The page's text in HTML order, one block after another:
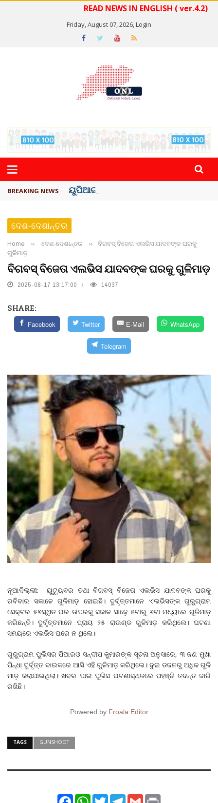
READ NEWS IN ENGLISH ( ver.4.2)
Friday, August 07, 2026,Login
BREAKING NEWS ୟୁପିଆଇ ଓ ଅନ୍ୟାନ୍ୟ ଡିଜିଟାଲ୍ ନେଣଦେଣ ...
ଦେଶ-ଦେଶାନ୍ତର
Home ›› ଦେଶ-ଦେଶାନ୍ତର ››
ବିଗବସ୍‌ ବିଜେତା ଏଲଭିସ ଯାଦବଙ୍କ ଘରକୁ
ଗୁଳିମାଡ଼
ବିଗବସ୍‌ ବିଜେତା ଏଲଭିସ ଯାଦବଙ୍କ ଘରକୁ ଗୁଳିମାଡ଼
2025-08-17 13:17:00 14037
SHARE:
Facebook Twitter E-Mail WhatsApp
Telegram
ନୂଆଦିଲ୍ଲୀ: ୟୁଟ୍ୟୁବର ତଥା ବିଗବସ୍‌ ବିଜେତା ଏଲଭିସ ଯାଦବଙ୍କ ଘରକୁ
ରବିବାର ସକାଳେ ଗୁଳିମାଡ଼ ହୋଇଛି। ଦୁର୍ବୃତ୍ତମାନେ ଏଲଭିସଙ୍କ ଗୁରୁଗ୍ରାମ
ସେକ୍ଟର ୫୭ସ୍ଥିତ ଘର ଉପରକୁ ସକାଳ ସାଢ଼େ ୫ଟାରୁ ୬ଟା ମଧ୍ୟରେ ଗୁଳିମାଡ଼
କରିଛନ୍ତି। ଦୁର୍ବୃତ୍ତମାନେ ପ୍ରାୟ ୨୫ ରାଉଣ୍ଡ ଗୁଳିମାଡ଼ କରିଥିଲେ। ଘଟଣା
ସମୟରେ ଏଲଭିସ ଘରେ ନ ଥିଲେ।
ଗୁରୁଗ୍ରାମ ପୁଲିସର ପିଆରଓ ସନ୍ଦୀପ କୁମାରଙ୍କ ସୂଚନା ଅନୁସାରେ, ୩ ଜଣ ମୁଖା
ପିନ୍ଧା ଦୁର୍ବୃତ୍ତ ବାଇକରେ ଆସି ଏହି ଗୁଳିମାଡ଼ କରିଥିଲେ। ଦୁଇ ଡଜନରୁ ଅଧିକ ଗୁଳି
ମାଡ଼ କରାଯାଇଥିଲା। ଖବର ପାଇ ପୁଲିସ ଘଟଣାସ୍ଥଳରେ ପହଞ୍ଚି ତଦନ୍ତ ଜାରି
ରଖିଛି।
Powered by Froala Editor
TAGS GUNSHOOT
FacebookWhatsApp
TwitterTelegram
Gmail